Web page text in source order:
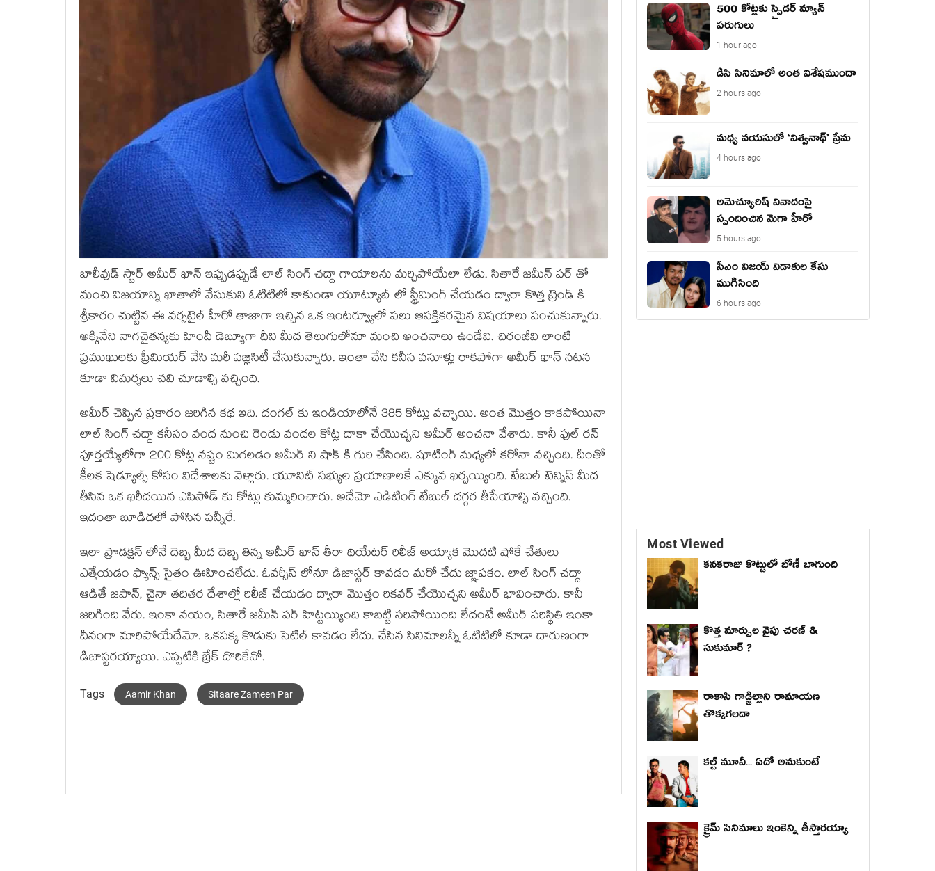
బాలీవుడ్ స్టార్ అమీర్ ఖాన్ ఇప్పుడప్పుడే లాల్ సింగ్ చద్దా గాయాలను మర్చిపోయేలా లేడు. సితారే జమీన్ పర్ తో
మంచి విజయాన్ని ఖాతాలో వేసుకుని ఓటిటిలో కాకుండా యూట్యూబ్ లో స్ట్రీమింగ్ చేయడం ద్వారా కొత్త ట్రెండ్ కి
శ్రీకారం చుట్టిన ఈ వర్సటైల్ హీరో తాజాగా ఇచ్చిన ఒక ఇంటర్వ్యూలో పలు ఆసక్తికరమైన విషయాలు పంచుకున్నారు.
అక్కినేని నాగచైతన్యకు హిందీ డెబ్యూగా దీని మీద తెలుగులోనూ మంచి అంచనాలు ఉండేవి. చిరంజీవి లాంటి
ప్రముఖులకు ప్రీమియర్ వేసి మరీ పబ్లిసిటీ చేసుకున్నారు. ఇంతా చేసి కనీస వసూళ్లు రాకపోగా అమీర్ ఖాన్ నటన
కూడా విమర్శలు చవి చూడాల్సి వచ్చింది.
అమీర్ చెప్పిన ప్రకారం జరిగిన కథ ఇది. దంగల్ కు ఇండియాలోనే 385 కోట్లు వచ్చాయి. అంత మొత్తం కాకపోయినా
లాల్ సింగ్ చద్దా కనీసం వంద నుంచి రెండు వందల కోట్ల దాకా చేయొచ్చని అమీర్ అంచనా వేశారు. కానీ ఫుల్ రన్
పూర్తయ్యేలోగా 200 కోట్ల నష్టం మిగలడం అమీర్ ని షాక్ కి గురి చేసింది. షూటింగ్ మధ్యలో కరోనా వచ్చింది. దీంతో
కీలక షెడ్యూల్స్ కోసం విదేశాలకు వెళ్లారు. యూనిట్ సభ్యుల ప్రయాణాలకే ఎక్కువ ఖర్చయ్యింది. టేబుల్ టెన్నిస్ మీద
తీసిన ఒక ఖరీదయిన ఎపిసోడ్ కు కోట్లు కుమ్మరించారు. అదేమో ఎడిటింగ్ టేబుల్ దగ్గర తీసేయాల్సి వచ్చింది.
ఇదంతా బూడిదలో పోసిన పన్నీరే.
ఇలా ప్రొడక్షన్ లోనే దెబ్బ మీద దెబ్బ తిన్న అమీర్ ఖాన్ తీరా థియేటర్ రిలీజ్ అయ్యాక మొదటి షోకే చేతులు
ఎత్తేయడం ఫ్యాన్స్ సైతం ఊహించలేదు. ఓవర్సీస్ లోనూ డిజాస్టర్ కావడం మరో చేదు జ్ఞాపకం. లాల్ సింగ్ చద్దా
ఆడితే జపాన్, చైనా తదితర దేశాల్లో రిలీజ్ చేయడం ద్వారా మొత్తం రికవర్ చేయొచ్చని అమీర్ భావించారు. కానీ
జరిగింది వేరు. ఇంకా నయం, సితారే జమీన్ పర్ హిట్టయ్యింది కాబట్టి సరిపోయింది లేదంటే అమీర్ పరిస్థితి ఇంకా
దీనంగా మారిపోయేదేమో. ఒకపక్క కొడుకు సెటిల్ కావడం లేదు. చేసిన సినిమాలన్నీ ఓటిటిలో కూడా దారుణంగా
డిజాస్టరయ్యాయి. ఎప్పటికి బ్రేక్ దొరికేనో.
Tags Aamir Khan Sitaare Zameen Par
500 కోట్లకు స్పైడర్ మ్యాన్
పరుగులు
1 hour ago
డిసి సినిమాలో అంత విశేషముందా
2 hours ago
మధ్య వయసులో ‘విశ్వనాథ్’ ప్రేమ
4 hours ago
అమెచ్యూరిష్ వివాదంపై
స్పందించిన మెగా హీరో
5 hours ago
సీఎం విజయ్ విడాకుల కేసు
ముగిసింది
6 hours ago
Most Viewed
కనకరాజు కొట్టులో బోణీ బాగుంది
కొత్త మార్పుల వైపు చరణ్ &
సుకుమార్ ?
రాకాసి గాడ్జిల్లాని రామాయణ
తొక్కగలదా
కల్ట్ మూవీ... ఏదో అనుకుంటే
క్రైమ్ సినిమాలు ఇంకెన్ని తీస్తారయ్యా